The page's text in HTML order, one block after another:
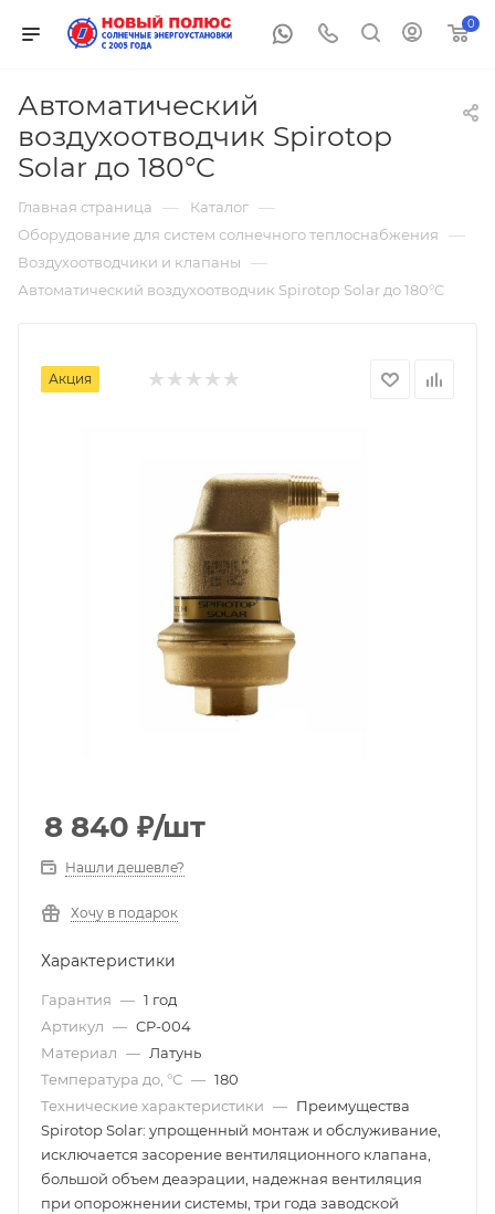
0
Автоматический
воздухоотводчик Spirotop
Solar до 180°C
Главная страница — Каталог —
Оборудование для систем солнечного теплоснабжения —
Воздухоотводчики и клапаны —
Автоматический воздухоотводчик Spirotop Solar до 180°C
Акция
8 840 ₽/шт
Нашли дешевле?
Хочу в подарок
Характеристики
Гарантия — 1 год
Артикул — CP-004
Материал — Латунь
Температура до, °С — 180
Технические характеристики — Преимущества
Spirotop Solar: упрощенный монтаж и обслуживание,
исключается засорение вентиляционного клапана,
большой объем деаэрации, надежная вентиляция
при опорожнении системы, три года заводской